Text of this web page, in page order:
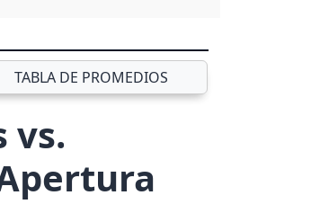
TABLA DE PROMEDIOS
vs.